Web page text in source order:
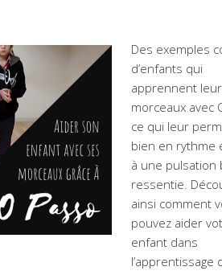
Des exemples
d’enfants qui
apprennent
morceaux avec
ce qui leur
bien en rythme
à une pulsation
ressentie.
ainsi comment
pouvez aider
enfant dans
l’apprentissage